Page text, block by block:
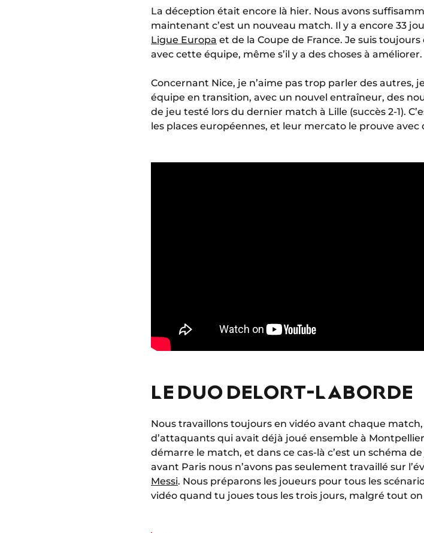
La déception était encore là hier. Nous avons
maintenant c’est un nouveau match. Il y a encore 33
Ligue Europa et de la Coupe de France. Je suis
avec cette équipe, même s’il y a des choses à améliorer.
Concernant Nice, je n’aime pas trop parler des autres,
équipe en transition, avec un nouvel entraîneur, des
de jeu testé lors du dernier match à Lille (succès 2-1).
les places européennes, et leur mercato le prouve avec
LE DUO DELORT-LABORDE
Nous travaillons toujours en vidéo avant chaque
d’attaquants qui avait déjà joué ensemble à
démarre le match, et dans ce cas-là c’est un schéma
avant Paris nous n’avons pas seulement travaillé sur
Messi. Nous préparons les joueurs pour tous les
vidéo quand tu joues tous les trois jours, malgré tout